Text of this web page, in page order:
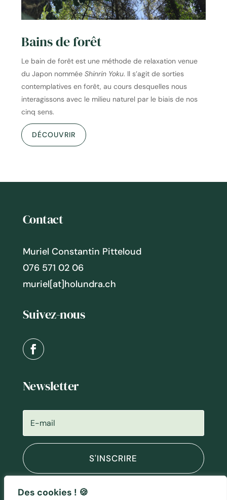
Des cookies ! 🍪
Bains de forêt
Le bain de forêt est une méthode de relaxation venue
du Japon nomméeShinrin Yoku. Il s’agit de sorties
contemplatives en forêt, au cours desquelles nous
interagissons avec le milieu naturel par le biais de nos
cinq sens.
DÉCOUVRIR
Contact
Muriel Constantin Pitteloud
076 571 02 06
muriel[at]holundra.ch
Suivez-nous
Newsletter
S'INSCRIRE